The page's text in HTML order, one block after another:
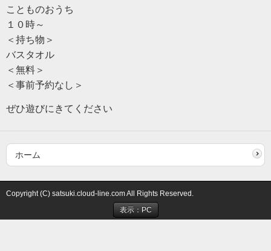
ことものおうち
１０時～
＜持ち物＞
バスタオル
＜無料＞
＜事前予約なし＞
ぜひ遊びにきてください
ホーム
Copyright (C) satsuki.cloud-line.com All Rights Reserved.
表示：PC